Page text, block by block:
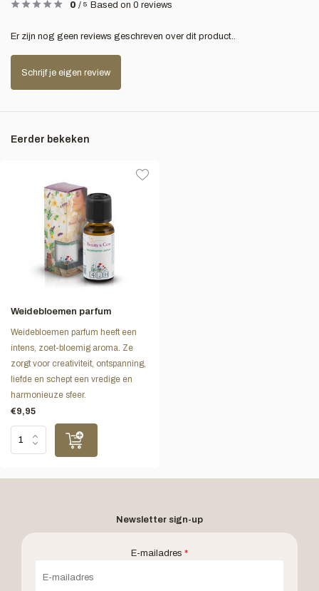
0 / 5 Based on 0 reviews
Er zijn nog geen reviews geschreven over dit product..
Schrijf je eigen review
Eerder bekeken
Weidebloemen parfum
Weidebloemen parfum heeft een
intens, zoet-bloemig aroma. Ze
zorgt voor creativiteit, ontspanning,
liefde en schept een vredige en
harmonieuze sfeer.
€9,95
Newsletter sign-up
E-mailadres *